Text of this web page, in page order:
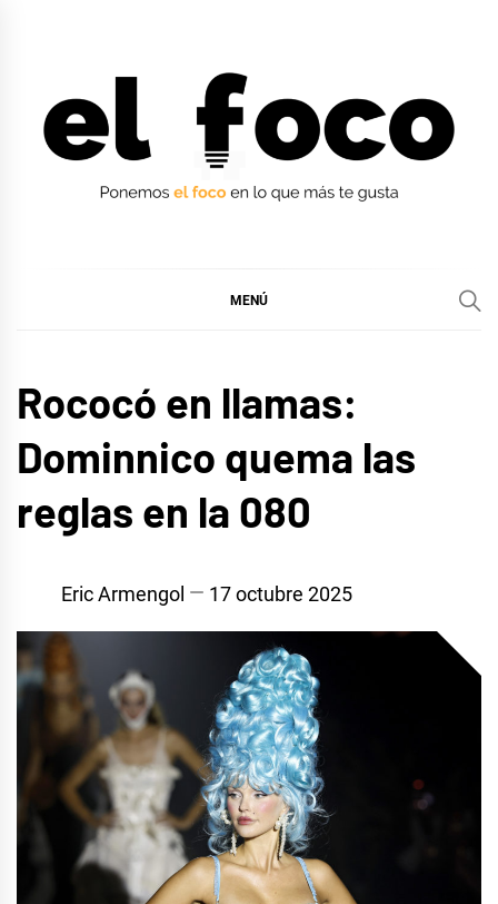
MENÚ
STYLE
Rococó en llamas:
Dominnico quema las
reglas en la 080
Eric Armengol 17 octubre 2025